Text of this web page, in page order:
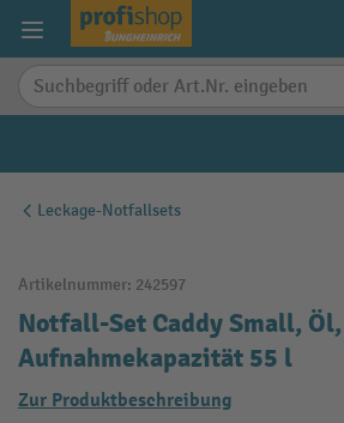
springen
Leckage-Notfallsets
Artikelnummer: 242597
Notfall-Set Caddy Small, Öl,
Aufnahmekapazität 55 l
Zur Produktbeschreibung